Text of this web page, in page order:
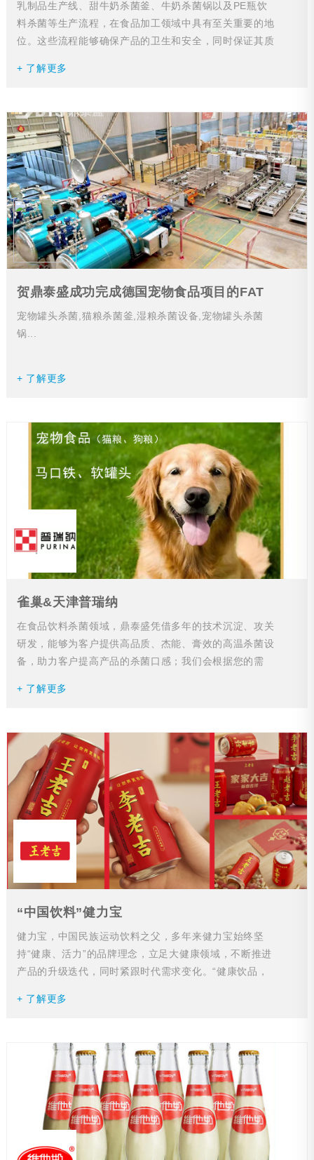
乳制品生产线、甜牛奶杀菌釜、牛奶杀菌锅以及PE瓶饮
料杀菌等生产流程，在食品加工领域中具有至关重要的地
位。这些流程能够确保产品的卫生和安全，同时保证其质
+ 了解更多
贺鼎泰盛成功完成德国宠物食品项目的FAT
宠物罐头杀菌,猫粮杀菌釜,湿粮杀菌设备,宠物罐头杀菌
锅...
+ 了解更多
雀巢&天津普瑞纳
在食品饮料杀菌领域，鼎泰盛凭借多年的技术沉淀、攻关
研发，能够为客户提供高品质、杰能、膏效的高温杀菌设
备，助力客户提高产品的杀菌口感；我们会根据您的需
力...
+ 了解更多
“中国饮料”健力宝
健力宝，中国民族运动饮料之父，多年来健力宝始终坚
持“健康、活力”的品牌理念，立足大健康领域，不断推进
产品的升级迭代，同时紧跟时代需求变化。“健康饮品，
+ 了解更多